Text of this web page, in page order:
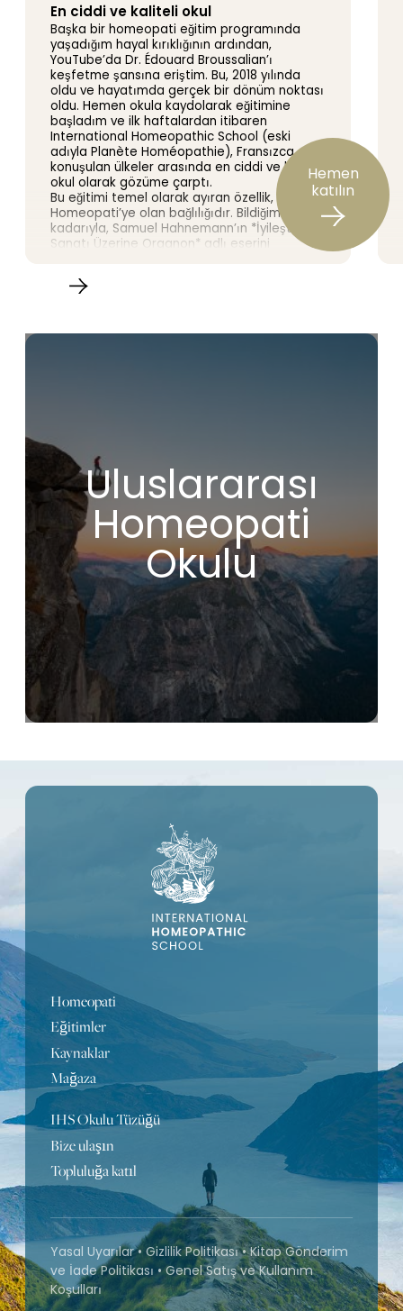
En ciddi ve kaliteli okul
Başka bir homeopati eğitim programında
yaşadığım hayal kırıklığının ardından,
YouTube’da Dr. Édouard Broussalian’ı
keşfetme şansına eriştim. Bu, 2018 yılında
oldu ve hayatımda gerçek bir dönüm noktası
oldu. Hemen okula kaydolarak eğitimine
başladım ve ilk haftalardan itibaren
International Homeopathic School (eski
adıyla Planète Homéopathie), Fransızca
konuşulan ülkeler arasında en ciddi ve kaliteli
okul olarak gözüme çarptı.
Bu eğitimi temel olarak ayıran özellik, SAF
Homeopati’ye olan bağlılığıdır. Bildiğim
kadarıyla, Samuel Hahnemann’ın *İyileştirme
Sanatı Üzerine Organon* adlı eserini
okul budur. Eğitim, orijinal doktrine
dayanmaktadır ve 20. yüzyılın önde gelen
etmektedir. Ayrıca, çok sayıda klinik vaka,
yüzeysel bir bakış atılmıyor: homeopatinin en
temel ve en etkili ilkelerinin derinliklerine
dalınıyoruz.
Eğer taviz vermeden ve modern
sapmalardan uzak, gerçek homeopatiyi
keşfetmenizi sağlayacak bir okul arıyorsanız,
IHS’ye katılarak doğru seçimi yapmış
olursunuz.
Bana gelince, bu eğitim hayatımda gerçek bir
devrim yarattı!
Christophe R. (Fransa)
Uluslararası
Homeopati
Okulu
Hemen
katılın
Homeopati
Eğitimler
Kaynaklar
Mağaza
IHS Okulu Tüzüğü
Bize ulaşın
Topluluğa katıl
Yasal Uyarılar• Gizlilik Politikası•Kitap Gönderim
ve İade Politikası•Genel Satış ve Kullanım
Koşulları